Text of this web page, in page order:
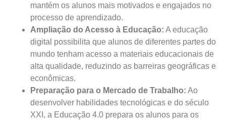
mantém os alunos mais motivados e engajados no
processo de aprendizado.
Ampliação do Acesso à Educação: A educação
digital possibilita que alunos de diferentes partes do
mundo tenham acesso a materiais educacionais de
alta qualidade, reduzindo as barreiras geográficas e
econômicas.
Preparação para o Mercado de Trabalho: Ao
desenvolver habilidades tecnológicas e do século
XXI, a Educação 4.0 prepara os alunos para os